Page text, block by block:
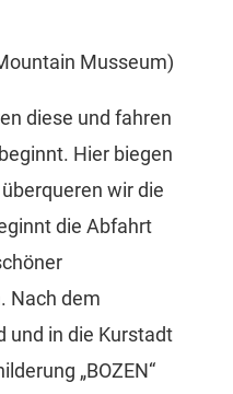
Musseum)
diese und fahren
Hier biegen
wir die
die Abfahrt
Nach dem
und in die Kurstadt
„BOZEN“